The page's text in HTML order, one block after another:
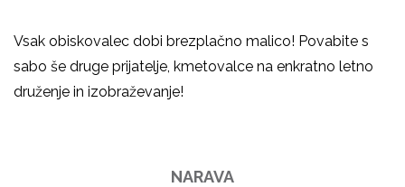
Vsak obiskovalec dobi brezplačno malico! Povabite s
sabo še druge prijatelje, kmetovalce na enkratno letno
druženje in izobraževanje!
NARAVA